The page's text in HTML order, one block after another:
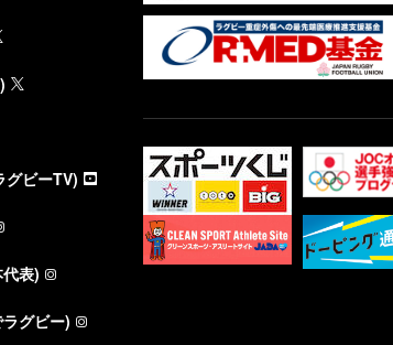
ビーTV)
表)
グビー)